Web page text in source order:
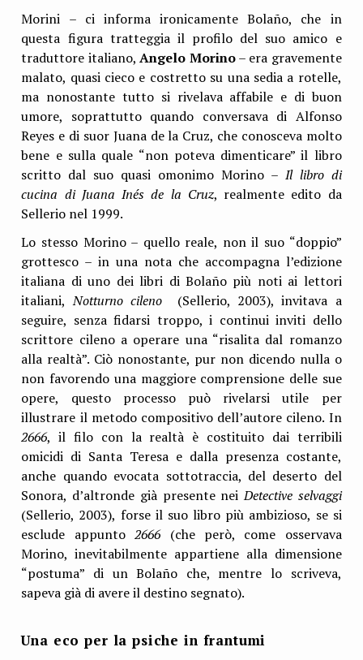
Morini – ci informa ironicamente Bolaño, che in
questa figura tratteggia il profilo del suo amico e
traduttore italiano,Angelo Morino– era gravemente
malato, quasi cieco e costretto su una sedia a rotelle,
ma nonostante tutto si rivelava affabile e di buon
umore, soprattutto quando conversava di Alfonso
Reyes e di suor Juana de la Cruz, che conosceva molto
bene e sulla quale “non poteva dimenticare” il libro
scritto dal suo quasi omonimo Morino – Il libro di
cucina di Juana Inés de la Cruz, realmente edito da
Sellerio nel 1999.
Lo stesso Morino – quello reale, non il suo “doppio”
grottesco – in una nota che accompagna l’edizione
italiana di uno dei libri di Bolaño più noti ai lettori
italiani,Notturno cileno
(Sellerio, 2003), invitava a
seguire, senza fidarsi troppo, i continui inviti dello
scrittore cileno a operare una “risalita dal romanzo
alla realtà”. Ciò nonostante, pur non dicendo nulla o
non favorendo una maggiore comprensione delle sue
opere, questo processo può rivelarsi utile per
illustrare il metodo compositivo dell’autore cileno. In
2666, il filo con la realtà è costituito dai terribili
omicidi di Santa Teresa e dalla presenza costante,
anche quando evocata sottotraccia, del deserto del
Sonora, d’altronde già presente neiDetective selvaggi
(Sellerio, 2003), forse il suo libro più ambizioso, se si
esclude appunto2666(che però, come osservava
Morino, inevitabilmente appartiene alla dimensione
“postuma” di un Bolaño che, mentre lo scriveva,
sapeva già di avere il destino segnato).
Una eco per la psiche in frantumi